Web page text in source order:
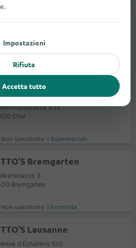
Frauenfeld
16
Frauenfeld
Chur
8-14
Chur
Non specificato | Supermercati
Bremgarten
3
Bremgarten
Non specificato | Scontista
Lausanne
d'Echallens 100
Impostazioni
Rifiuta
Accetta tutto